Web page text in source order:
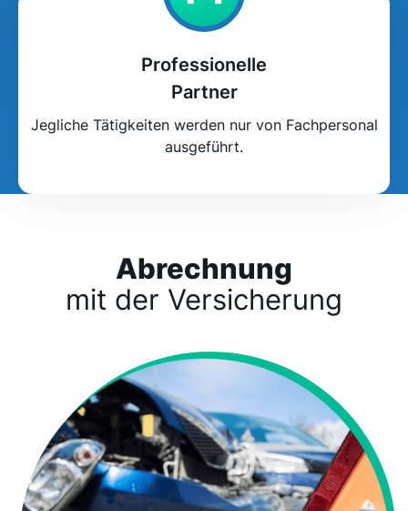
Professionelle
Partner
Jegliche Tätigkeiten werden nur von Fachpersonal
ausgeführt.
Abrechnung
mit der Versicherung